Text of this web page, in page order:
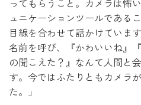
ってもらうこと。カメラは怖
ュニケーションツールである
目線を合わせて話かけていま
名前を呼び、『かわいいね』
の聞こえた？』なんて人間と
す。今ではふたりともカメラ
た。」